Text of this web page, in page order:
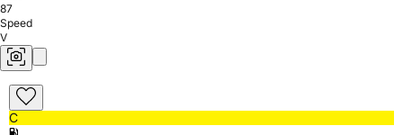
87
Speed
V
C